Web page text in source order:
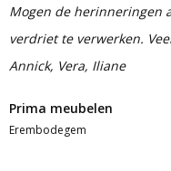
Mogen de herinneringen
verdriet te verwerken.
Annick, Vera, Iliane
Prima meubelen
Erembodegem